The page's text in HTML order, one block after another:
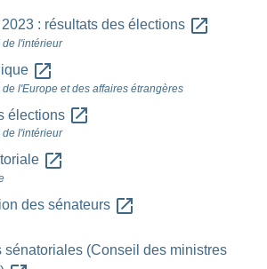
: résultats des élections open_in_new
l'intérieur
open_in_new
l'Europe et des affaires étrangères
élections open_in_new
l'intérieur
open_in_new
des sénateurs open_in_new
sénatoriales (Conseil des ministres